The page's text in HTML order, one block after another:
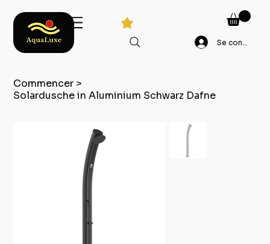
Se connecter
Commencer >
Solardusche in Aluminium Schwarz Dafne